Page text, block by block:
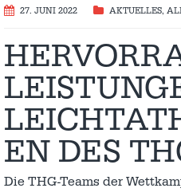
27. JUNI 2022 AKTUELLES,
EN DES
Die THG-Teams der